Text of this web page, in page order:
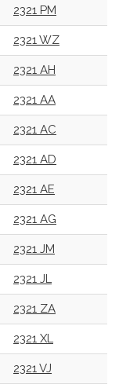
2321 PM
2321 WZ
2321 AH
2321 AA
2321 AC
2321 AD
2321 AE
2321 AG
2321 JM
2321 JL
2321 ZA
2321 XL
2321 VJ